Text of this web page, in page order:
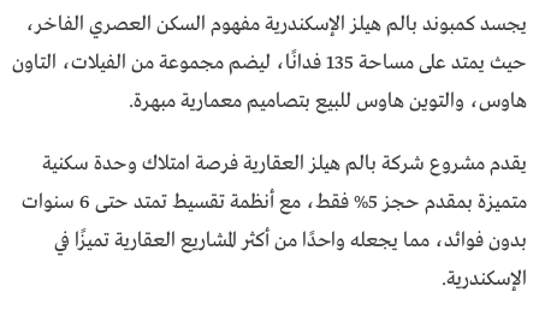
يجسد كمبوند بالم هيلز الإسكندرية مفهوم السكن العصري الفاخر،
حيث يمتد على مساحة 135 فدانًا، ليضم مجموعة من الفيلات، التاون
هاوس، والتوين هاوس للبيع بتصاميم معمارية مبهرة.
يقدم مشروع شركة بالم هيلز العقارية فرصة امتلاك وحدة سكنية
متميزة بمقدم حجز 5% فقط، مع أنظمة تقسيط تمتد حتى 6 سنوات
بدون فوائد، مما يجعله واحدًا من أكثر المشاريع العقارية تميزًا في
الإسكندرية.